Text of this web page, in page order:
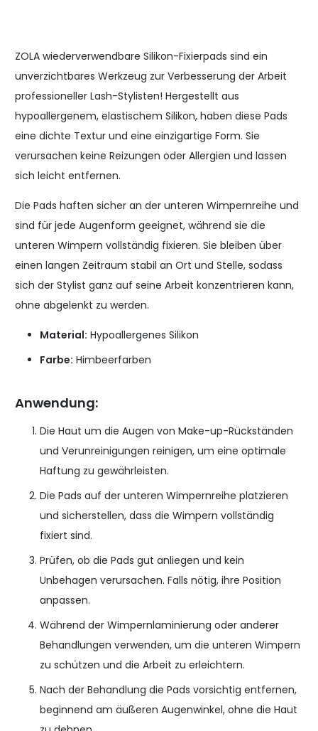
ZOLA wiederverwendbare Silikon-Fixierpads sind ein
unverzichtbares Werkzeug zur Verbesserung der Arbeit
professioneller Lash-Stylisten! Hergestellt aus
hypoallergenem, elastischem Silikon, haben diese Pads
eine dichte Textur und eine einzigartige Form. Sie
verursachen keine Reizungen oder Allergien und lassen
sich leicht entfernen.
Die Pads haften sicher an der unteren Wimpernreihe und
sind für jede Augenform geeignet, während sie die
unteren Wimpern vollständig fixieren. Sie bleiben über
einen langen Zeitraum stabil an Ort und Stelle, sodass
sich der Stylist ganz auf seine Arbeit konzentrieren kann,
ohne abgelenkt zu werden.
Material: Hypoallergenes Silikon
Farbe: Himbeerfarben
Anwendung:
Die Haut um die Augen von Make-up-Rückständen
und Verunreinigungen reinigen, um eine optimale
Haftung zu gewährleisten.
Die Pads auf der unteren Wimpernreihe platzieren
und sicherstellen, dass die Wimpern vollständig
fixiert sind.
Prüfen, ob die Pads gut anliegen und kein
Unbehagen verursachen. Falls nötig, ihre Position
anpassen.
Während der Wimpernlaminierung oder anderer
Behandlungen verwenden, um die unteren Wimpern
zu schützen und die Arbeit zu erleichtern.
Nach der Behandlung die Pads vorsichtig entfernen,
beginnend am äußeren Augenwinkel, ohne die Haut